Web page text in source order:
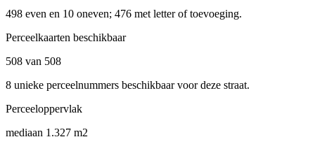
498 even en 10 oneven; 476 met letter of toevoeging.
Perceelkaarten beschikbaar
508 van 508
8 unieke perceelnummers beschikbaar voor deze straat.
Perceeloppervlak
mediaan 1.327 m2